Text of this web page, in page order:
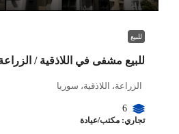
للبيع
للبيع مشفى في اللاذقية /
الزراعة، اللاذقية، سوريا
6
تجاري: مكتب/عيادة